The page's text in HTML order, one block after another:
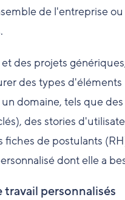
de l'entreprise
des projets
des types d'éléments
domaine, tels que des
des stories
fiches de postulants
dont elle a
travail personnalisés